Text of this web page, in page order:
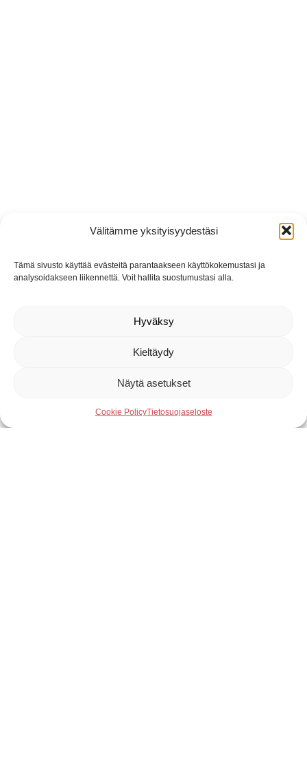
Välitämme yksityisyydestäsi
Tämä sivusto käyttää evästeitä parantaakseen käyttökokemustasi ja
analysoidakseen liikennettä. Voit hallita suostumustasi alla.
Hyväksy
Kieltäydy
Näytä asetukset
Cookie PolicyTietosuojaseloste